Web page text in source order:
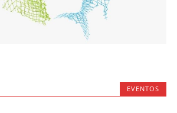
EVENTOS